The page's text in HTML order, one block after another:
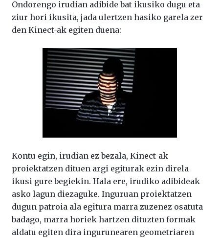
Ondorengo irudian adibide bat ikusiko dugu eta
ziur hori ikusita, jada ulertzen hasiko garela zer
den Kinect-ak egiten duena:
Kontu egin, irudian ez bezala, Kinect-ak
proiektatzen dituen argi egiturak ezin direla
ikusi gure begiekin. Hala ere, irudiko adibideak
asko lagun diezaguke. Inguruan proiektatzen
dugun patroia ala egitura marra zuzenez osatuta
badago, marra horiek hartzen dituzten formak
aldatu egiten dira ingurunearen geometriaren